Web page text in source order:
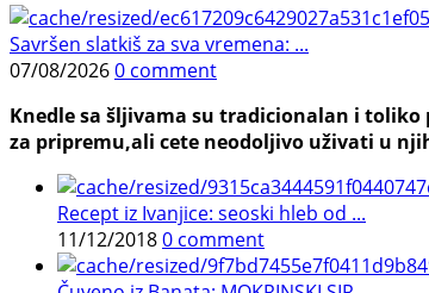
Savršen slatkiš za sva vremena: ...
07/08/20260 comment
Knedle sa šljivama su tradicionalan i toliko
za pripremu,ali cete neodoljivo uživati u
Recept iz Ivanjice: seoski hleb od ...
11/12/20180 comment